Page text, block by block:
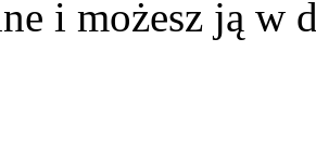
i możesz ją w